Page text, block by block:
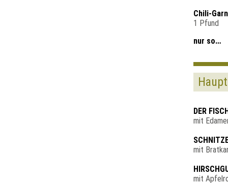
Chili-
1 Pfund
nur so…
DER
mit
mit
mit